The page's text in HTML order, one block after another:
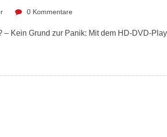
0 Kommentare
– Kein Grund zur Panik: Mit dem HD-DVD-